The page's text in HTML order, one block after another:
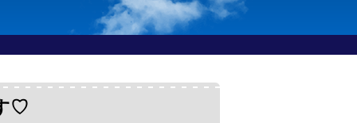
♡